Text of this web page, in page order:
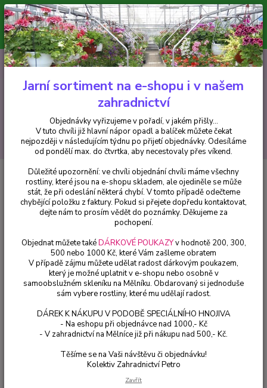
Minimální hodnota pro odeslání z e-shopu je 300 Kč.
V tuto chvíli již hlavní nápor objednávek opadl a balíček můžete čekat
nejpozději v následujícím týdnu po přijetí objednávky. Objednávky
vyřizujeme v pořadí, v jakém přišly...
CZK
Hledat
+420 602 223 614 0ks
za0 Kč
Fuchsie Janna Roddenhof Fuchsie-mrazuvzdorná - 1 ks
Janna Roddenhof Fuchsie-
mrazuvzdorná - 1 ks
Jarní sortiment na e-shopu i v našem
zahradnictví
Objednávky vyřizujeme v pořadí, v jakém přišly...
V tuto chvíli již hlavní nápor opadl a balíček můžete čekat
nejpozději v následujícím týdnu po přijetí objednávky. Odesíláme
od pondělí max. do čtvrtka, aby necestovaly přes víkend.
Důležité upozornění: ve chvíli objednání chvíli máme všechny
rostliny, které jsou na e-shopu skladem, ale ojediněle se může
stát, že při odeslání některá chybí. V tomto případě odečteme
chybějící položku z faktury. Pokud si přejete dopředu kontaktovat,
dejte nám to prosím vědět do poznámky. Děkujeme za
pochopení.
Objednat můžete takéDÁRKOVÉ POUKAZYv hodnotě 200, 300,
500 nebo 1000 Kč, které Vám zašleme obratem
V případě zájmu můžete udělat radost dárkovým poukazem,
který je možné uplatnit v e-shopu nebo osobně v
samoobslužném skleníku na Mělníku. Obdarovaný si jednoduše
sám vybere rostliny, které mu udělají radost.
DÁREK K NÁKUPU V PODOBĚ SPECIÁLNÍHO HNOJIVA
- Na eshopu při objednávce nad 1000,- Kč
- V zahradnictví na Mělníce již při nákupu nad 500,- Kč.
Těšíme se na Vaši návštěvu či objednávku!
Kolektiv Zahradnictví Petro
Zavřít